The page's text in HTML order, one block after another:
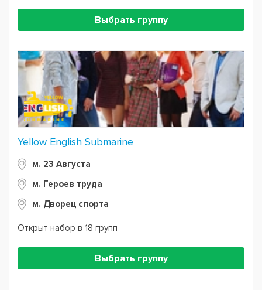
Выбрать группу
Yellow English Submarine
м. 23 Августа
м. Героев труда
м. Дворец спорта
Открыт набор в 18 групп
Выбрать группу